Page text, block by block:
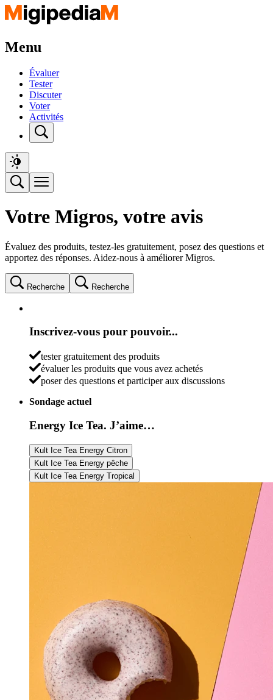
Menu
Évaluer
Tester
Discuter
Voter
Activités
Votre Migros, votre avis
Évaluez des produits, testez-les gratuitement, posez des questions et
apportez des réponses. Aidez-nous à améliorer Migros.
Recherche Recherche
Inscrivez-vous pour pouvoir...
tester gratuitement des produits
évaluer les produits que vous avez achetés
poser des questions et participer aux discussions
Sondage actuel
Energy Ice Tea. J’aime…
Kult Ice Tea Energy Citron
Kult Ice Tea Energy pêche
Kult Ice Tea Energy Tropical